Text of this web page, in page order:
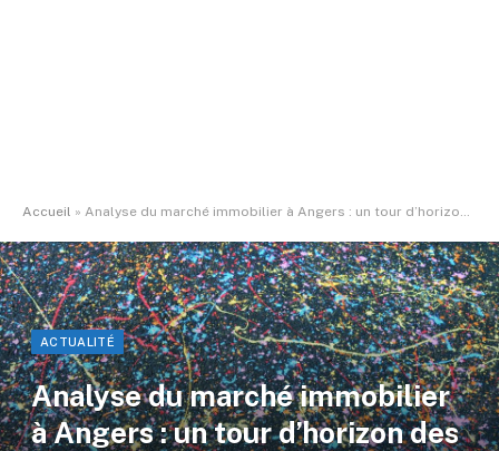
Accueil » Analyse du marché immobilier à Angers : un tour d’horizon des tendances des prix d’achat et de location en mars 2025
ACTUALITÉ
Analyse du marché immobilier
à Angers : un tour d’horizon des